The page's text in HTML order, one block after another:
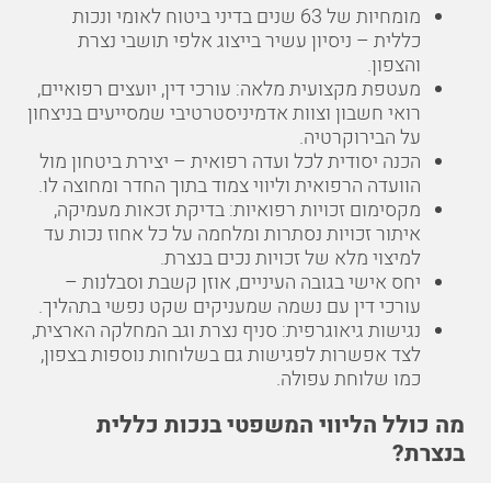
מומחיות של 63 שנים בדיני ביטוח לאומי ונכות
כללית – ניסיון עשיר בייצוג אלפי תושבי נצרת
והצפון.
מעטפת מקצועית מלאה: עורכי דין, יועצים רפואיים,
רואי חשבון וצוות אדמיניסטרטיבי שמסייעים בניצחון
על הבירוקרטיה.
הכנה יסודית לכל ועדה רפואית – יצירת ביטחון מול
הוועדה הרפואית וליווי צמוד בתוך החדר ומחוצה לו.
מקסימום זכויות רפואיות: בדיקת זכאות מעמיקה,
איתור זכויות נסתרות ומלחמה על כל אחוז נכות עד
למיצוי מלא של זכויות נכים בנצרת.
יחס אישי בגובה העיניים, אוזן קשבת וסבלנות –
עורכי דין עם נשמה שמעניקים שקט נפשי בתהליך.
נגישות גיאוגרפית: סניף נצרת וגב המחלקה הארצית,
לצד אפשרות לפגישות גם בשלוחות נוספות בצפון,
כמו שלוחת עפולה.
מה כולל הליווי המשפטי בנכות כללית
בנצרת?